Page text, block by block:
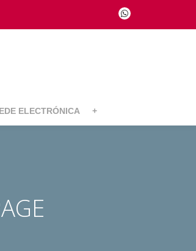
fa-
whatsapp
ELECTRÓNICA +